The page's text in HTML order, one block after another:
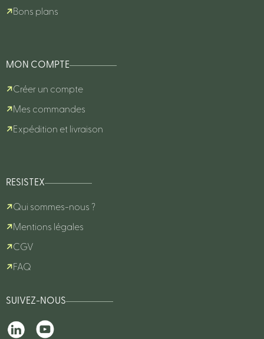
Bons plans
MON COMPTE
Créer un compte
Mes commandes
Expédition et livraison
RESISTEX
Qui sommes-nous ?
Mentions légales
CGV
FAQ
SUIVEZ-NOUS